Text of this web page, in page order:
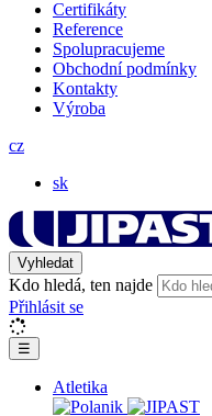
Certifikáty
Reference
Spolupracujeme
Obchodní podmínky
Kontakty
Výroba
cz
sk
Vyhledat
Kdo hledá, ten najde
Přihlásit se
☰
Atletika